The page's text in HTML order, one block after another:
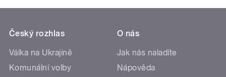
Český rozhlas
Válka na Ukrajině
Komunální volby
O nás
Jak nás naladíte
Nápověda